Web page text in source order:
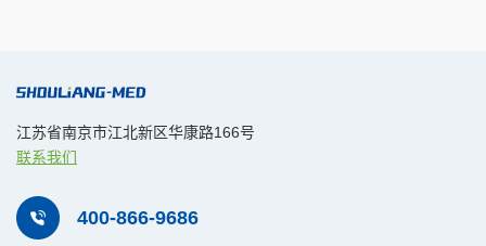
江苏省南京市江北新区华康路166号
联系我们
400-866-9686